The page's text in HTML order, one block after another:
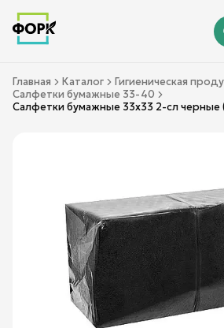
Главная Каталог
Гигиеническая
Салфетки бумажные 33-40
Салфетки бумажные 33х33 2-сл черные